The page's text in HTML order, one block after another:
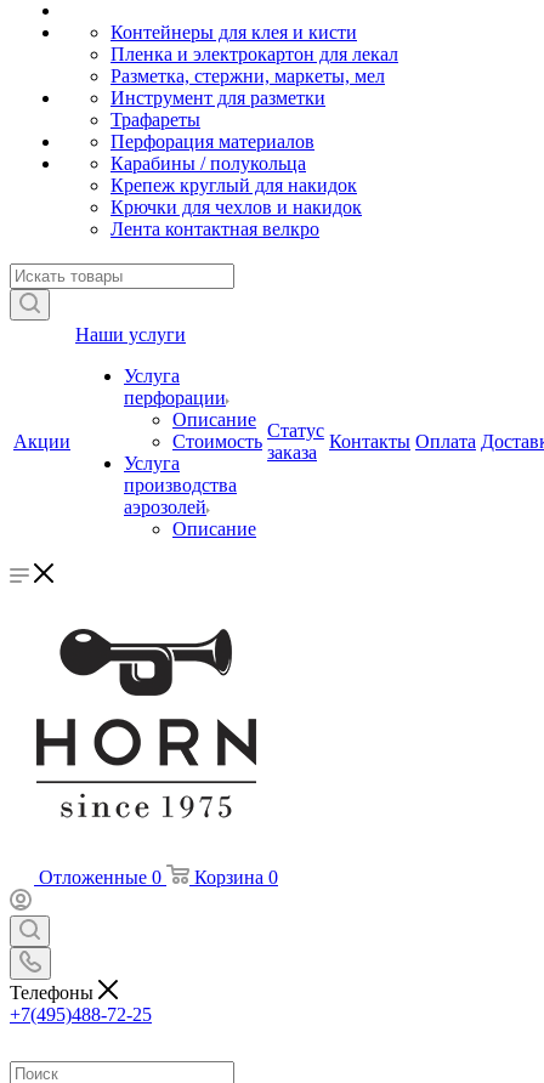
Контейнеры для клея и кисти
Пленка и электрокартон для лекал
Разметка, стержни, маркеты, мел
Инструмент для разметки
Трафареты
Перфорация материалов
Карабины / полукольца
Крепеж круглый для накидок
Крючки для чехлов и накидок
Лента контактная велкро
Акции
Наши услуги
Услуга
перфорации
Описание
Стоимость
Услуга
производства
аэрозолей
Описание
Статус
заказа
Контакты Оплата
Отложенные 0 Корзина 0
Телефоны
+7(495)488-72-25